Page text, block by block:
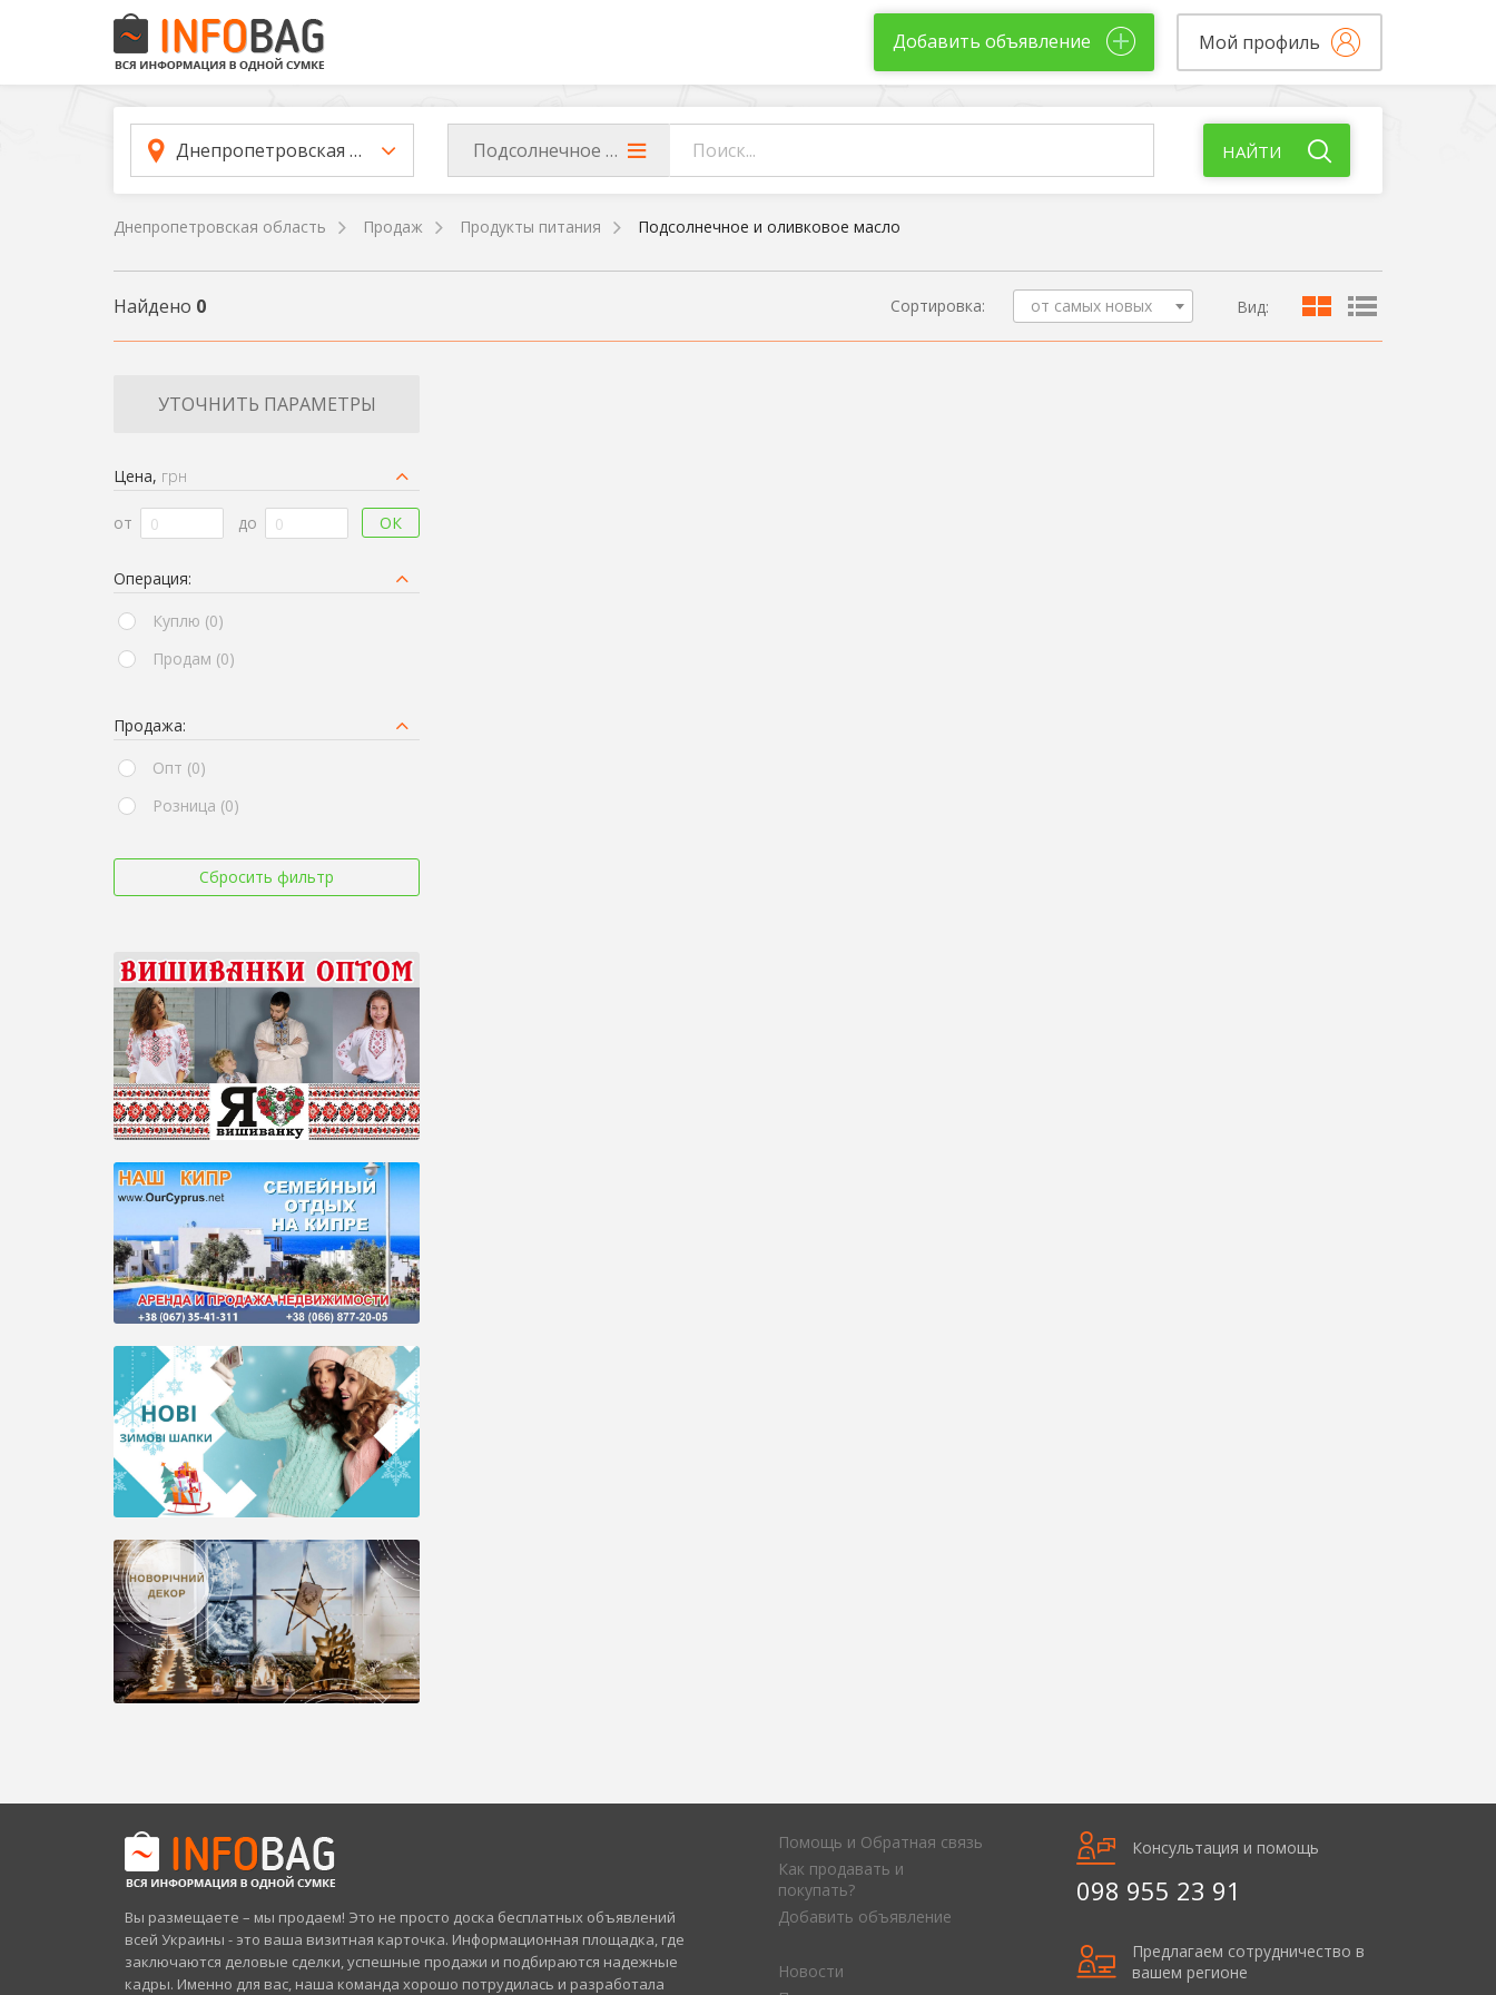
Добавить объявление Мой профиль
Днепропетровская область Подсолнечное и оливковое масло НАЙТИ
Днепропетровская область Продаж Продукты питания Подсолнечное и оливковое масло
Найдено 0 Сортировка: от самых новых Вид:
УТОЧНИТЬ ПАРАМЕТРЫ
Цена, грн
от до ОК
Операция:
Куплю (0)
Продам (0)
Продажа:
Опт (0)
Розница (0)
Сбросить фильтр
Вы размещаете – мы продаем! Это не просто доска бесплатных объявлений
всей Украины - это ваша визитная карточка. Информационная площадка, где
заключаются деловые сделки, успешные продажи и подбираются надежные
кадры. Именно для вас, наша команда хорошо потрудилась и разработала
Помощь и Обратная связь
Как продавать и
покупать?
Добавить объявление
Новости
Консультация и помощь
098 955 23 91
Предлагаем сотрудничество в
вашем регионе